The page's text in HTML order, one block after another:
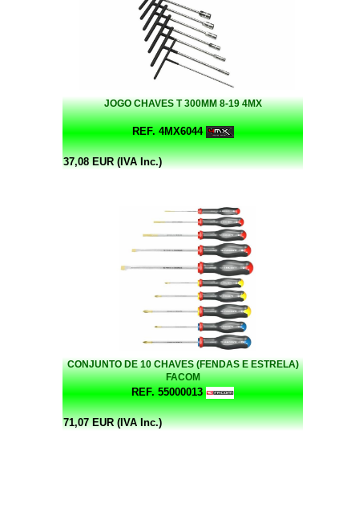
JOGO CHAVES T 300MM 8-19 4MX
REF. 4MX6044
37,08 EUR (IVA Inc.)
CONJUNTO DE 10 CHAVES (FENDAS E ESTRELA)
FACOM
REF. 55000013
71,07 EUR (IVA Inc.)